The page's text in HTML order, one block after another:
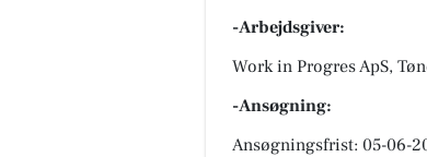
-Arbejdsgiver:
Work in Progres ApS,
-Ansøgning:
Ansøgningsfrist: 05-06-